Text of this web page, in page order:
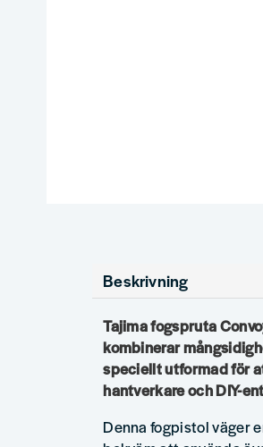
Beskrivning
Tajima fogspruta
kombinerar
speciellt utformad för
hantverkare och DIY-
Denna fogpistol väger